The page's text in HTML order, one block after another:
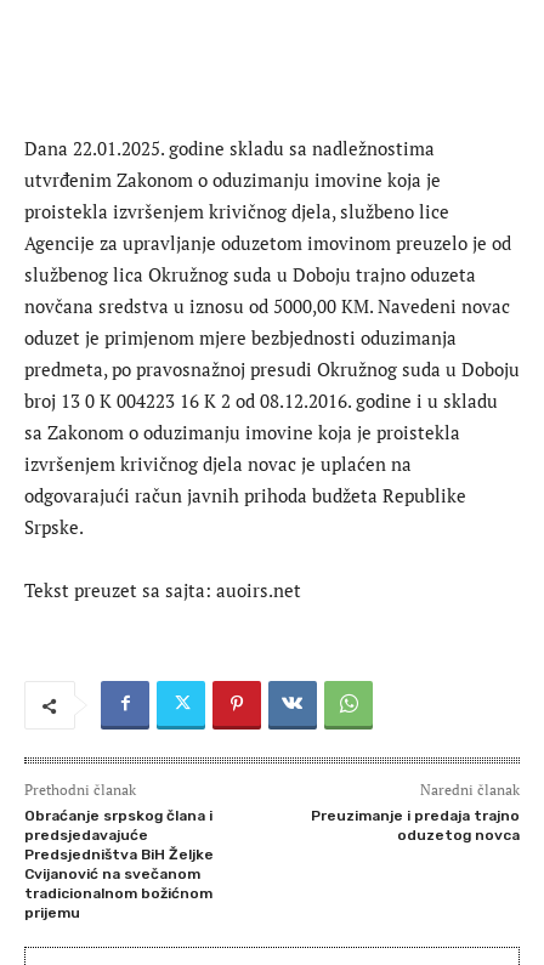
Dana 22.01.2025. godine skladu sa nadležnostima
utvrđenim Zakonom o oduzimanju imovine koja je
proistekla izvršenjem krivičnog djela, službeno lice
Agencije za upravljanje oduzetom imovinom preuzelo je od
službenog lica Okružnog suda u Doboju trajno oduzeta
novčana sredstva u iznosu od 5000,00 КM. Navedeni novac
oduzet je primjenom mjere bezbjednosti oduzimanja
predmeta, po pravosnažnoj presudi Okružnog suda u Doboju
broj 13 0 К 004223 16 К 2 od 08.12.2016. godine i u skladu
sa Zakonom o oduzimanju imovine koja je proistekla
izvršenjem krivičnog djela novac je uplaćen na
odgovarajući račun javnih prihoda budžeta Republike
Srpske.
Tekst preuzet sa sajta: auoirs.net
Prethodni članak
Obraćanje srpskog člana i
predsjedavajuće
Predsjedništva BiH Željke
Cvijanović na svečanom
tradicionalnom božićnom
prijemu
Naredni članak
Preuzimanje i predaja trajno
oduzetog novca